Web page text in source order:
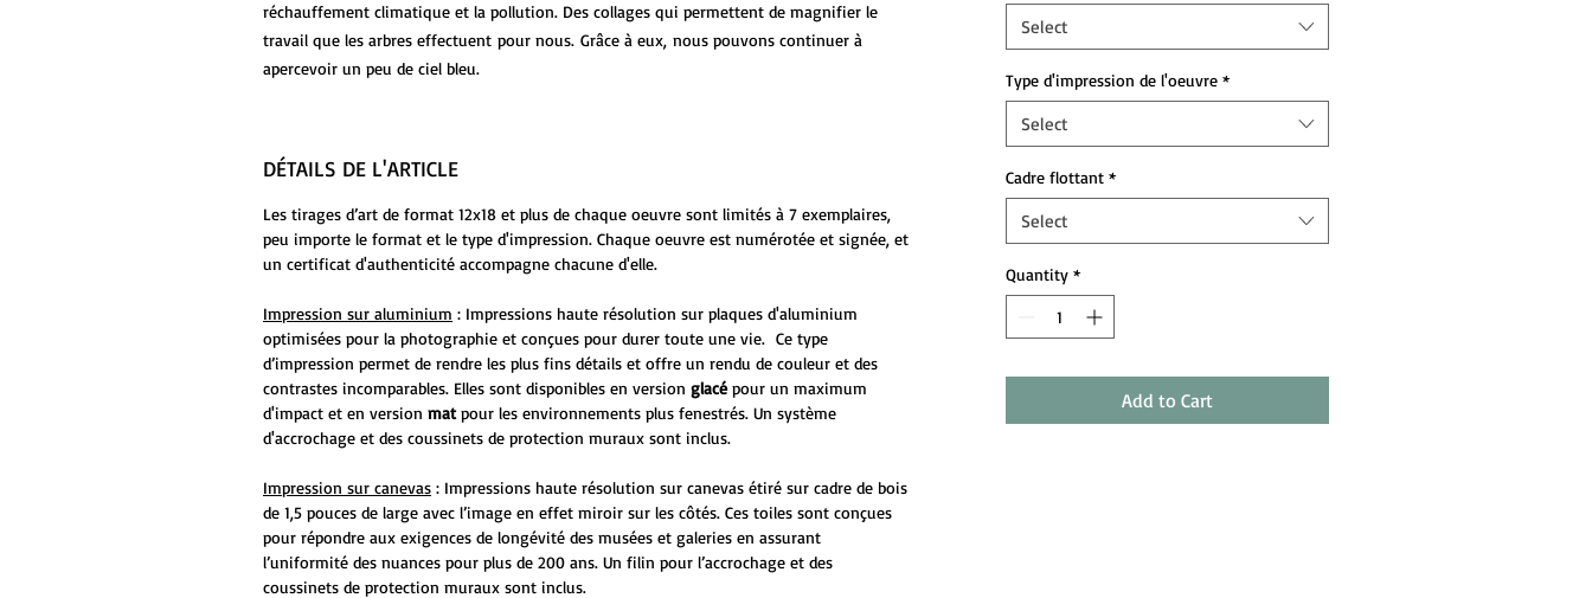
réchauffement climatique et la pollution. Des collages qui permettent de magnifier le
travail que les arbres effectuent pour nous. Grâce à eux, nous pouvons continuer à
apercevoir un peu de ciel bleu.
DÉTAILS DE L'ARTICLE
Les tirages d’art de format 12x18 et plus de chaque oeuvre sont limités à 7 exemplaires,
peu importe le format et le type d'impression. Chaque oeuvre est numérotée et signée, et
un certificat d'authenticité accompagne chacune d'elle.
Impression sur aluminium : Impressions haute résolution sur plaques d'aluminium
optimisées pour la photographie et conçues pour durer toute une vie. Ce type
d’impression permet de rendre les plus fins détails et offre un rendu de couleur et des
contrastes incomparables. Elles sont disponibles en version glacépour un maximum
d'impact et en version mat pour les environnements plus fenestrés. Un système
d'accrochage et des coussinets de protection muraux sont inclus.
Impression sur canevas : Impressions haute résolution sur canevas étiré sur cadre de bois
de 1,5 pouces de large avec l’image en effet miroir sur les côtés. Ces toiles sont conçues
pour répondre aux exigences de longévité des musées et galeries en assurant
l’uniformité des nuances pour plus de 200 ans. Un filin pour l’accrochage et des
coussinets de protection muraux sont inclus.
Select
Type d'impression de l'oeuvre *
Select
Cadre flottant *
Select
Quantity *
Add to Cart